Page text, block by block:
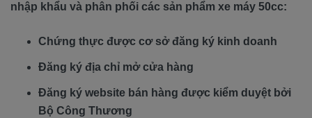
nhập khẩu và phân phối các sản phẩm xe máy 50cc:
Chứng thực được cơ sở đăng ký kinh doanh
Đăng ký địa chỉ mở cửa hàng
Đăng ký website bán hàng được kiểm duyệt bởi
Bộ Công Thương